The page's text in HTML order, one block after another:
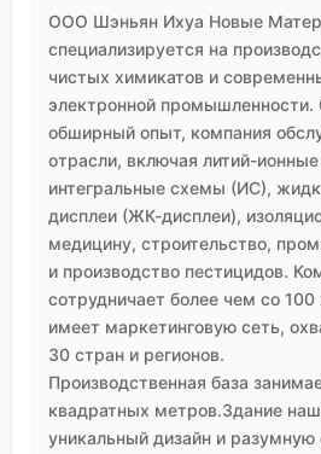
выдержит ли промежуточное
условия производства
Компании вродеООО Шэньян
Материалы, с их широким
до медицины, являются
этого глубокого, прикладного
маркетинговая сеть в 30+
каналы сбыта, это 30+
своими специфическими
регламентами. Пиридиновое
идеальное для применения в
герметике в одном регионе,
совершенно непригодным для
дисплея в другом из-за
примесях или требованиях к
ООО Шэньян Ихуа Новые
специализируется на
чистых химикатов и
электронной промышленности.
обширный опыт, компания
отрасли, включая литий-
интегральные схемы (ИС),
дисплеи (ЖК-дисплеи),
медицину, строительство,
и производство пестицидов.
сотрудничает более чем со
имеет маркетинговую сеть,
30 стран и регионов.
Производственная база
квадратных метров.Здание
уникальный дизайн и разумную